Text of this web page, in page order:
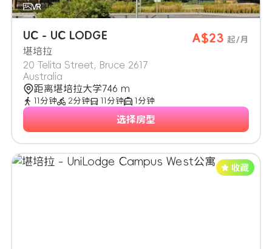
UC - UC LODGE
堪培拉
20 Telita Street, Bruce 2617
Australia
A$23 起/月
距离堪培拉大学746 m
11分钟 2分钟 11分钟 1分钟
选择房型